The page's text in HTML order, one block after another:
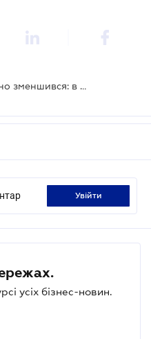
"Червоний" список країн значно зменшився: в переліку 31 країна
увійти
усіх бізнес-новин.